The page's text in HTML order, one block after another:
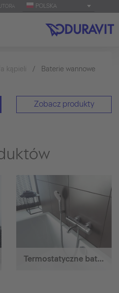
POLSKA
kąpieli Baterie wannowe
Zobacz produkty
Termostatyczne baterie wannowe